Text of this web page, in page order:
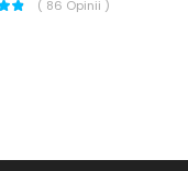
( 86 Opinii )